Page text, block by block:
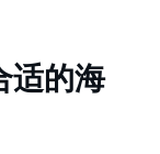
适的海